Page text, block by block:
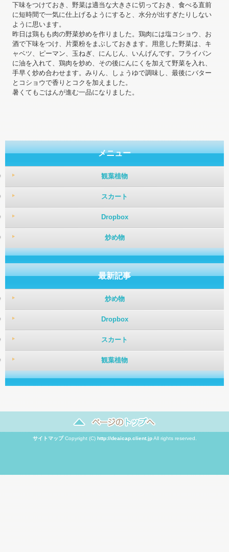
下味をつけておき、野菜は適当な大きさに切っておき、食べる直前
に短時間で一気に仕上げるようにすると、水分が出すぎたりしない
ように思います。
昨日は鶏もも肉の野菜炒めを作りました。鶏肉には塩コショウ、お
酒で下味をつけ、片栗粉をまぶしておきます。用意した野菜は、キ
ャベツ、ピーマン、玉ねぎ、にんじん、いんげんです。フライパン
に油を入れて、鶏肉を炒め、その後にんにくを加えて野菜を入れ、
手早く炒め合わせます。みりん、しょうゆで調味し、最後にバター
とコショウで香りとコクを加えました。
暑くてもごはんが進む一品になりました。
メニュー
観葉植物
スカート
Dropbox
炒め物
最新記事
炒め物
Dropbox
スカート
観葉植物
サイトマップCopyright (C) http://deaicap.client.jpAll rights reserved.